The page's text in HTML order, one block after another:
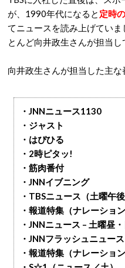
が、1990年代になると 定時
てニュースを読み上げてい
とんど向井政生さんが担当し
向井政生さんが担当した主な
・JNNニュース1130
・ジャスト
・はぴひる
・2時ピタッ!
・筋肉番付
・JNNイブニング
・TBSニュース（土曜午後
・報道特集（ナレーション
・JNNニュース – 土曜昼
・JNNフラッシュニュー
・報道特集（ナレーショ